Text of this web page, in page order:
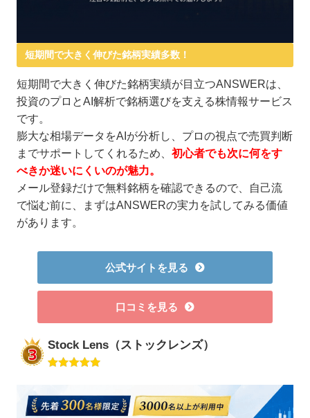
短期間で大きく伸びた銘柄実績多数！
短期間で大きく伸びた銘柄実績が目立つANSWERは、
投資のプロとAI解析で銘柄選びを支える株情報サービス
です。
膨大な相場データをAIが分析し、プロの視点で売買判断
までサポートしてくれるため、初心者でも次に何をす
べきか迷いにくいのが魅力。
メール登録だけで無料銘柄を確認できるので、自己流
で悩む前に、まずはANSWERの実力を試してみる価値
があります。
公式サイトを見る
口コミを見る
Stock Lens（ストックレンズ）